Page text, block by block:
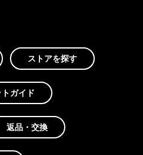
ストアを探す
ガイド
返品・交換